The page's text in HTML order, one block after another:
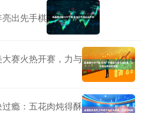
出先手棋
赛火热开赛，力与
瘾：五花肉炖得酥